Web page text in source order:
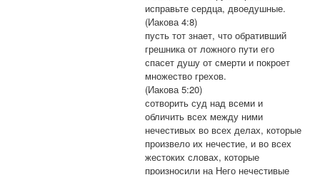
исправьте сердца, двоедушные.
(Иакова 4:8)
пусть тот знает, что обративший
грешника от ложного пути его
спасет душу от смерти и покроет
множество грехов.
(Иакова 5:20)
сотворить суд над всеми и
обличить всех между ними
нечестивых во всех делах, которые
произвело их нечестие, и во всех
жестоких словах, которые
произносили на Него нечестивые